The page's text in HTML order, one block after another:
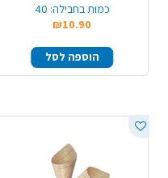
כמות בחבילה: 40
₪10.90
הוספה לסל